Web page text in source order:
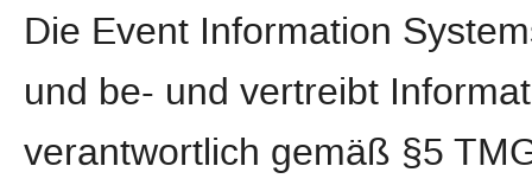
Die Event Information
und be- und vertreibt
verantwortlich gemäß §5